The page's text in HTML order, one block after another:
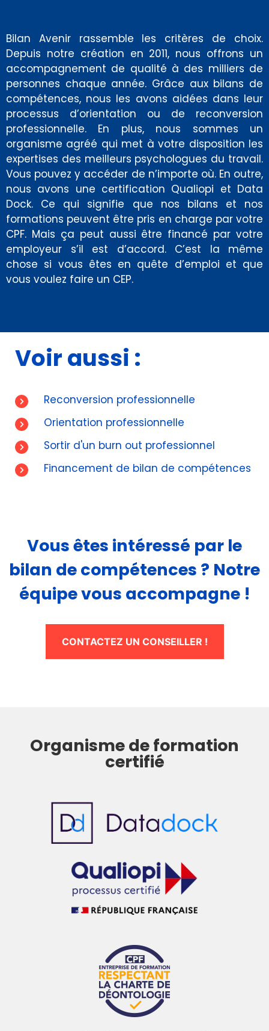
Bilan Avenir rassemble les critères de choix.
Depuis notre création en 2011, nous offrons un
accompagnement de qualité à des milliers de
personnes chaque année. Grâce aux bilans de
compétences, nous les avons aidées dans leur
processus d’orientation ou de reconversion
professionnelle. En plus, nous sommes un
organisme agréé qui met à votre disposition les
expertises des meilleurs psychologues du travail.
Vous pouvez y accéder de n’importe où. En outre,
nous avons une certification Qualiopi et Data
Dock. Ce qui signifie que nos bilans et nos
formations peuvent être pris en charge par votre
CPF. Mais ça peut aussi être financé par votre
employeur s’il est d’accord. C’est la même
chose si vous êtes en quête d’emploi et que
vous voulez faire un CEP.
Voir aussi :
Reconversion professionnelle
Orientation professionnelle
Sortir d'un burn out professionnel
Financement de bilan de compétences
Vous êtes intéressé par le
bilan de compétences ? Notre
équipe vous accompagne !
CONTACTEZ UN CONSEILLER !
Organisme de formation
certifié